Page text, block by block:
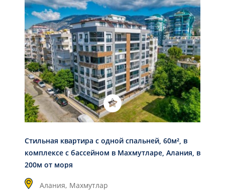
Стильная квартира с одной спальней, 60м², в
комплексе с бассейном в Махмутларе, Алания, в
200м от моря
Алания, Махмутлар